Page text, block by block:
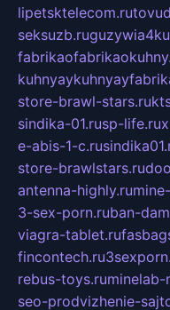
lipetsktelecom.ru
seksuzb.ru
store-brawl-stars.ru
sindika-01.rusp-life.ru
e-abis-1-c.ru
store-brawlstars.ru
antenna-highly.ru
3-sex-porn.ruban-
viagra-tablet.ru
fincontech.ru
rebus-toys.ruminelab-
seo-prodvizhenie-